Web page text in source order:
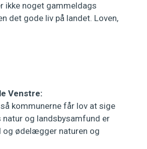
ikke noget gammeldags
det gode liv på landet. Loven,
Venstre:
kommunerne får lov at sige
og landsbysamfund er
og ødelægger naturen og